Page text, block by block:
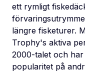
ett rymligt
längre fisketurer.
Trophy's aktiva
2000-talet och har
popularitet på